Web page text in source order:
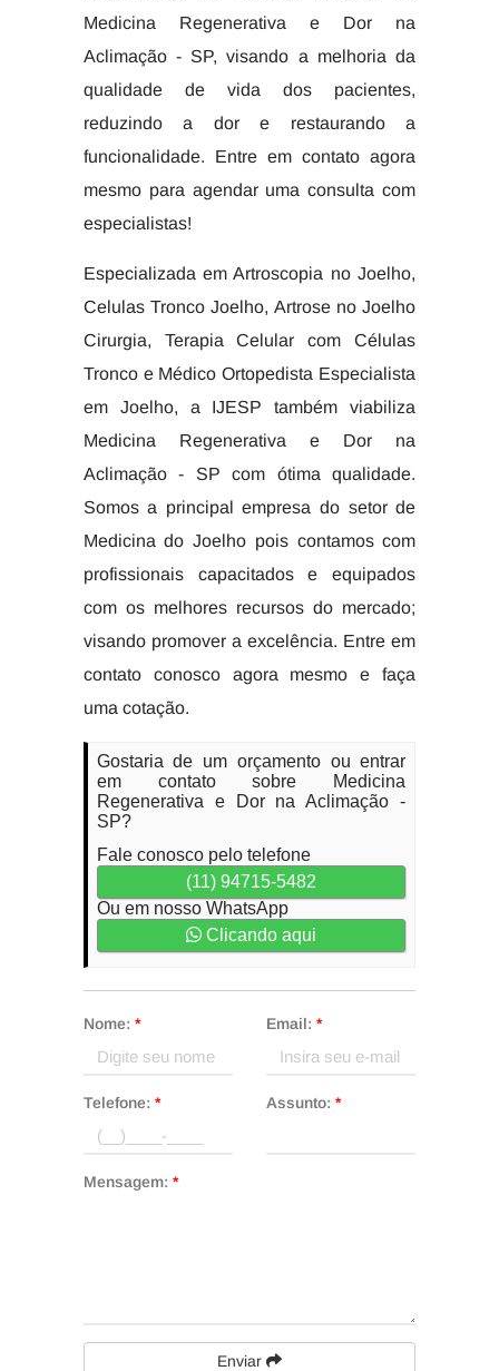
Medicina Regenerativa e Dor na
Aclimação - SP, visando a melhoria da
qualidade de vida dos pacientes,
reduzindo a dor e restaurando a
funcionalidade. Entre em contato agora
mesmo para agendar uma consulta com
especialistas!
Especializada em Artroscopia no Joelho,
Celulas Tronco Joelho, Artrose no Joelho
Cirurgia, Terapia Celular com Células
Tronco e Médico Ortopedista Especialista
em Joelho, a IJESP também viabiliza
Medicina Regenerativa e Dor na
Aclimação - SP com ótima qualidade.
Somos a principal empresa do setor de
Medicina do Joelho pois contamos com
profissionais capacitados e equipados
com os melhores recursos do mercado;
visando promover a excelência. Entre em
contato conosco agora mesmo e faça
uma cotação.
Gostaria de um orçamento ou entrar
em contato sobre Medicina
Regenerativa e Dor na Aclimação -
SP?
Fale conosco pelo telefone
(11) 94715-5482
Ou em nosso WhatsApp
Clicando aqui
Nome: * Email: *
Telefone: * Assunto: *
Mensagem: *
Enviar